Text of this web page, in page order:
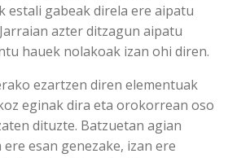
estali gabeak direla ere aipatu
azter ditzagun aipatu
hauek nolakoak izan ohi diren.
ezartzen diren elementuak
eginak dira eta orokorrean oso
dituzte. Batzuetan agian
esan genezake, izan ere